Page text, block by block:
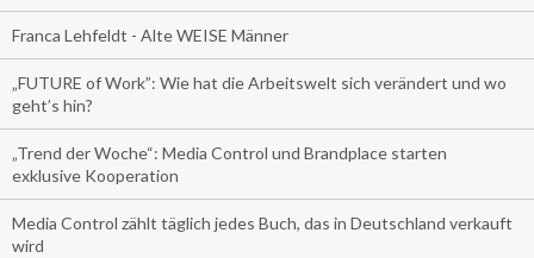
Franca Lehfeldt - Alte WEISE Männer
„FUTURE of Work”: Wie hat die Arbeitswelt sich verändert und wo
geht’s hin?
„Trend der Woche“: Media Control und Brandplace starten
exklusive Kooperation
Media Control zählt täglich jedes Buch, das in Deutschland verkauft
wird